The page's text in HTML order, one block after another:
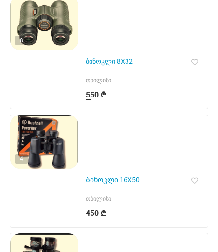
8
ბინოკლი 8X32
550 ₾
თბილისი
4
Ბინოკლი 16X50
450 ₾
თბილისი